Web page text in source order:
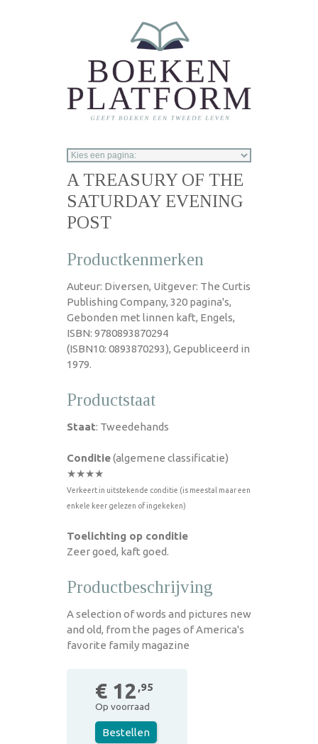
A TREASURY OF THE
SATURDAY EVENING
POST
Productkenmerken
Auteur: Diversen, Uitgever: The Curtis
Publishing Company, 320 pagina's,
Gebonden met linnen kaft, Engels,
ISBN: 9780893870294
(ISBN10: 0893870293), Gepubliceerd in
1979.
Productstaat
Staat: Tweedehands
Conditie(algemene classificatie)
★★★★
Verkeert in uitstekende conditie (is meestal maar een
enkele keer gelezen of ingekeken)
Toelichting op conditie
Zeer goed, kaft goed.
Productbeschrijving
A selection of words and pictures new
and old, from the pages of America's
favorite family magazine
€ 12 ,95
Op voorraad
Bestellen